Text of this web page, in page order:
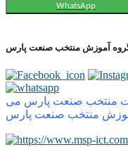
WhatsApp
آموزش منتخب صنعت پارس
منتخب صنعت پارس می